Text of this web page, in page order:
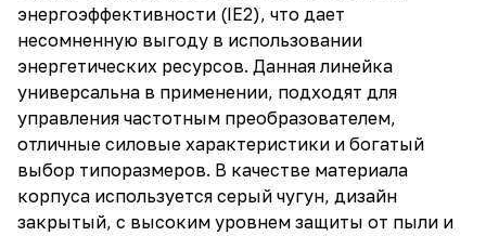
энергоэффективности (IE2), что дает
несомненную выгоду в использовании
энергетических ресурсов. Данная линейка
универсальна в применении, подходят для
управления частотным преобразователем,
отличные силовые характеристики и богатый
выбор типоразмеров. В качестве материала
корпуса используется серый чугун, дизайн
закрытый, с высоким уровнем защиты от пыли и